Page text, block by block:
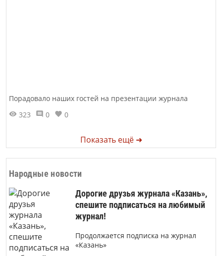
Порадовало наших гостей на презентации журнала
323
0 0
Показать ещё ➜
Народные новости
Дорогие друзья журнала «Казань»,
спешите подписаться на любимый
журнал!
Продолжается подписка на журнал
«Казань»